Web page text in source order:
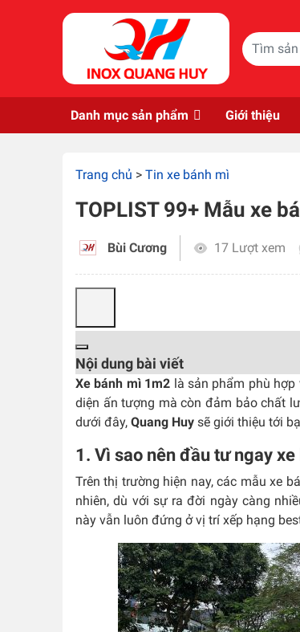
Danh mục sản phẩm Giới thiệu
Trang chủ > Tin xe bánh mì
TOPLIST 99+ Mẫu xe
Bùi Cương 17 Lượt xem
Nội dung bài viết
Xe bánh mì 1m2 là sản phẩm phù hợp
diện ấn tượng mà còn đảm bảo chất
dưới đây, Quang Huy sẽ giới thiệu tới
1. Vì sao nên đầu tư ngay
Trên thị trường hiện nay, các mẫu xe
nhiên, dù với sự ra đời ngày càng
này vẫn luôn đứng ở vị trí xếp hạng